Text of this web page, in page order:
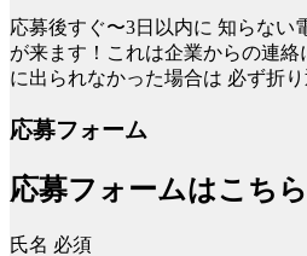
応募後すぐ〜3日以内に 知らない
が来ます！これは企業からの連
に出られなかった場合は 必ず折
応募フォーム
応募フォームはこちら
氏名 必須